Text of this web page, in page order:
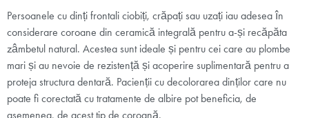
Persoanele cu dinți frontali ciobiți, crăpați sau uzați iau adesea în
considerare coroane din ceramică integrală pentru a-și recăpăta
zâmbetul natural. Acestea sunt ideale și pentru cei care au plombe
mari și au nevoie de rezistență și acoperire suplimentară pentru a
proteja structura dentară. Pacienții cu decolorarea dinților care nu
poate fi corectată cu tratamente de albire pot beneficia, de
asemenea, de acest tip de coroană.